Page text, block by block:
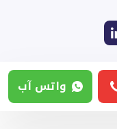
واتس آب